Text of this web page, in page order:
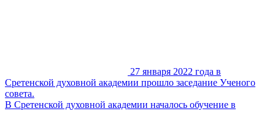
27 января 2022 года в
Сретенской духовной академии прошло заседание Ученого
совета.
В Сретенской духовной академии началось обучение в